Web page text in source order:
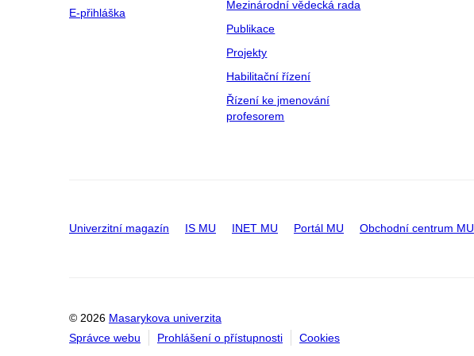
E-přihláška
Mezinárodní vědecká rada
Publikace
Projekty
Habilitační řízení
Řízení ke jmenování
profesorem
Univerzitní magazín IS MU INET MU Portál MU Obchodní centrum MU
© 2026 Masarykova univerzita
Správce webu
Prohlášení o přístupnosti Cookies